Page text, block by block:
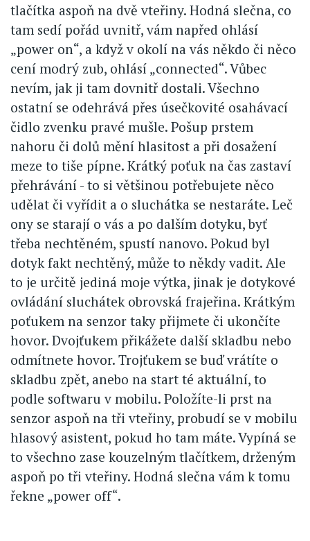
tlačítka aspoň na dvě vteřiny. Hodná slečna, co
tam sedí pořád uvnitř, vám napřed ohlásí
„power on“, a když v okolí na vás někdo či něco
cení modrý zub, ohlásí „connected“. Vůbec
nevím, jak ji tam dovnitř dostali. Všechno
ostatní se odehrává přes úsečkovité osahávací
čidlo zvenku pravé mušle. Pošup prstem
nahoru či dolů mění hlasitost a při dosažení
meze to tiše pípne. Krátký poťuk na čas zastaví
přehrávání - to si většinou potřebujete něco
udělat či vyřídit a o sluchátka se nestaráte. Leč
ony se starají o vás a po dalším dotyku, byť
třeba nechtěném, spustí nanovo. Pokud byl
dotyk fakt nechtěný, může to někdy vadit. Ale
to je určitě jediná moje výtka, jinak je dotykové
ovládání sluchátek obrovská frajeřina. Krátkým
poťukem na senzor taky přijmete či ukončíte
hovor. Dvojťukem přikážete další skladbu nebo
odmítnete hovor. Trojťukem se buď vrátíte o
skladbu zpět, anebo na start té aktuální, to
podle softwaru v mobilu. Položíte-li prst na
senzor aspoň na tři vteřiny, probudí se v mobilu
hlasový asistent, pokud ho tam máte. Vypíná se
to všechno zase kouzelným tlačítkem, drženým
aspoň po tři vteřiny. Hodná slečna vám k tomu
řekne „power off“.